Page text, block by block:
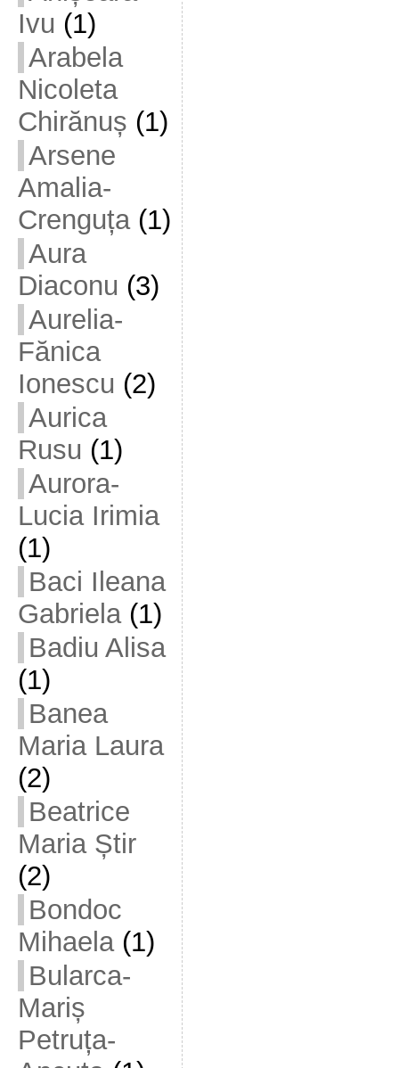
Ivu (1)
Arabela
Nicoleta
Chirănuș (1)
Arsene
Amalia-
Crenguța(1)
Aura
Diaconu (3)
Aurelia-
Fănica
Ionescu (2)
Aurica
Rusu (1)
Aurora-
Lucia Irimia
(1)
Baci Ileana
Gabriela(1)
Badiu Alisa
(1)
Banea
Maria Laura
(2)
Beatrice
Maria Știr
(2)
Bondoc
Mihaela(1)
Bularca-
Mariș
Petruța-